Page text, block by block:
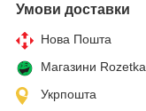
Умови доставки
Нова Пошта
Магазини Rozetka
Укрпошта